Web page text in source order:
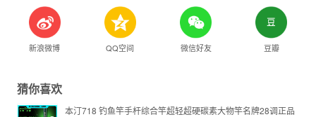
新浪微博 QQ空间 微信好友 豆瓣
猜你喜欢
本汀718 钓鱼竿手杆综合竿超轻超硬碳素大物竿名牌28调正品